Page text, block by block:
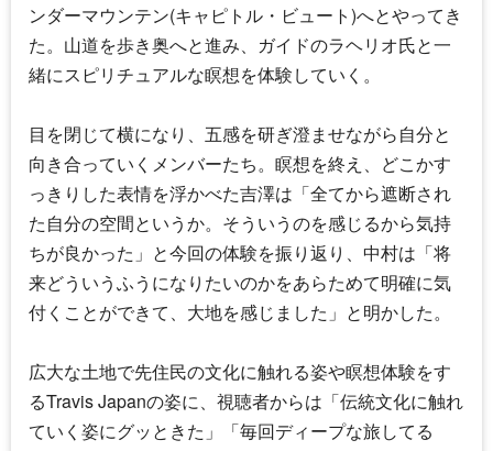
ンダーマウンテン(キャピトル・ビュート)へとやってき
た。山道を歩き奥へと進み、ガイドのラヘリオ氏と一
緒にスピリチュアルな瞑想を体験していく。
目を閉じて横になり、五感を研ぎ澄ませながら自分と
向き合っていくメンバーたち。瞑想を終え、どこかす
っきりした表情を浮かべた吉澤は「全てから遮断され
た自分の空間というか。そういうのを感じるから気持
ちが良かった」と今回の体験を振り返り、中村は「将
来どういうふうになりたいのかをあらためて明確に気
付くことができて、大地を感じました」と明かした。
広大な土地で先住民の文化に触れる姿や瞑想体験をす
るTravis Japanの姿に、視聴者からは「伝統文化に触れ
ていく姿にグッときた」「毎回ディープな旅してる